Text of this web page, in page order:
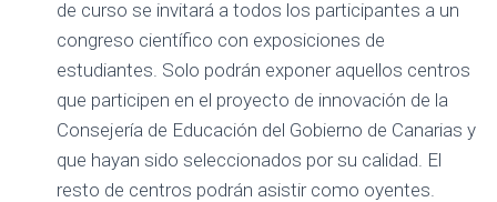
de curso se invitará a todos los participantes a un
congreso científico con exposiciones de
estudiantes. Solo podrán exponer aquellos centros
que participen en el proyecto de innovación de la
Consejería de Educación del Gobierno de Canarias y
que hayan sido seleccionados por su calidad. El
resto de centros podrán asistir como oyentes.